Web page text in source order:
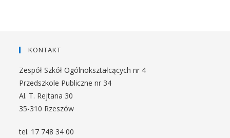
KONTAKT
Zespół Szkół Ogólnokształcących nr 4
Przedszkole Publiczne nr 34
Al. T. Rejtana 30
35-310 Rzeszów
tel. 17 748 34 00